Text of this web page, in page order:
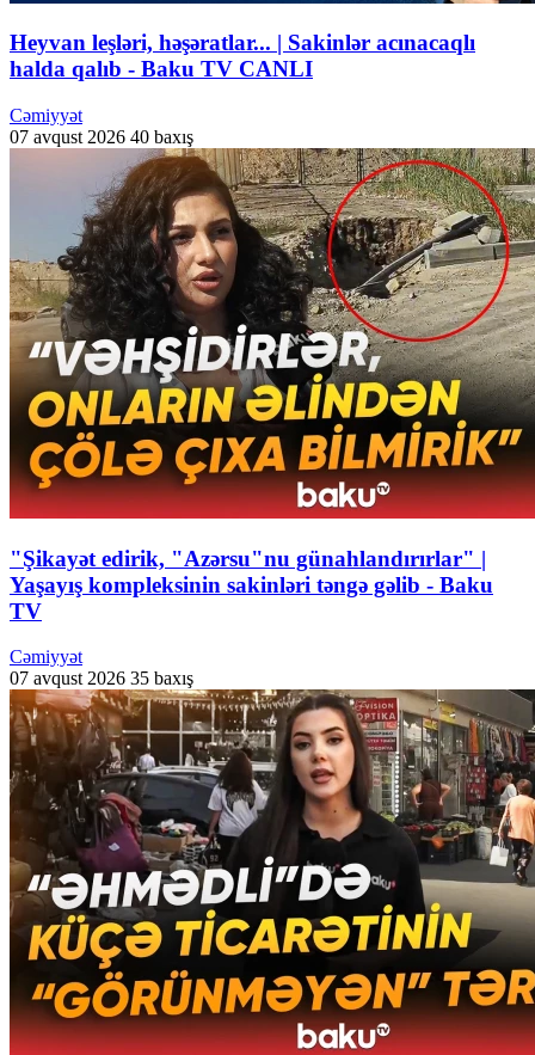
Heyvan leşləri, həşəratlar... | Sakinlər acınacaqlı
halda qalıb - Baku TV CANLI
Cəmiyyət
07 avqust 2026 40 baxış
"Şikayət edirik, "Azərsu"nu günahlandırırlar" |
Yaşayış kompleksinin sakinləri təngə gəlib - Baku
TV
Cəmiyyət
07 avqust 2026 35 baxış